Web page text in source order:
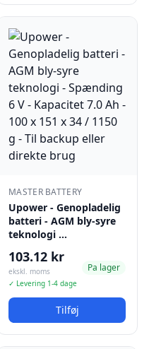
MASTER BATTERY
Upower - Genopladelig
batteri - AGM bly-syre
teknologi …
103.12 kr
ekskl. moms
✓ Levering 1-4 dage
Pa lager
Tilføj